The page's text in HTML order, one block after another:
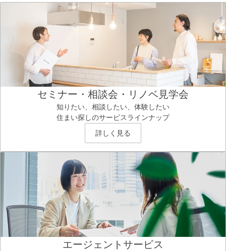
セミナー・相談会・リノベ見学会
知りたい、相談したい、体験したい
住まい探しのサービスラインナップ
詳しく見る
エージェントサービス